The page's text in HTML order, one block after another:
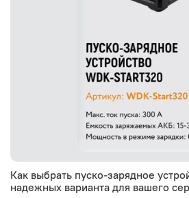
Как выбрать пуско-зарядное
надежных варианта для вашего